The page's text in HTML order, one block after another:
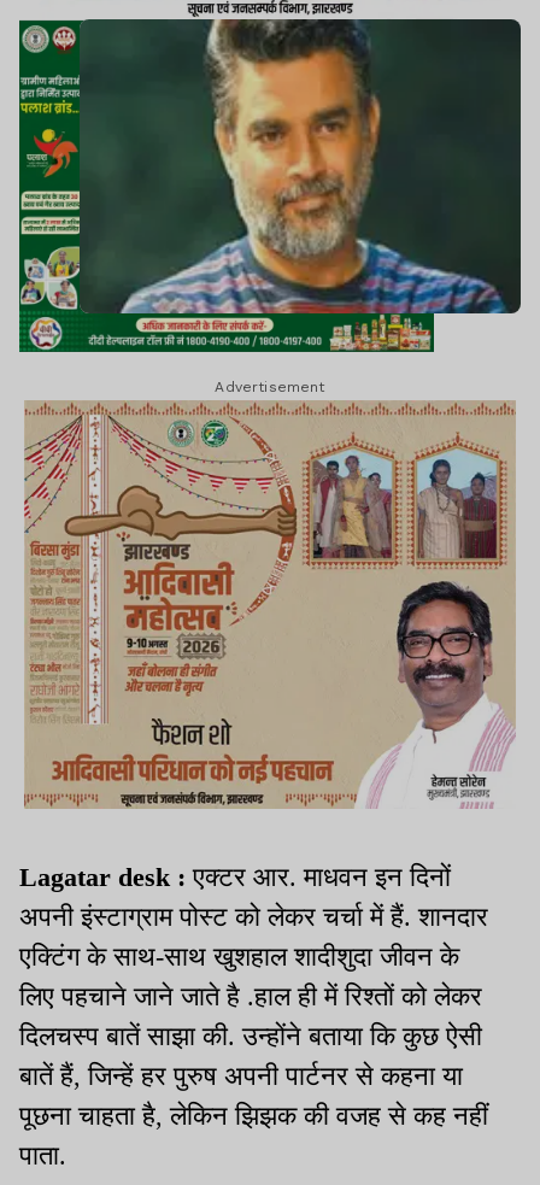
Advertisement
Lagatar desk :एक्टर आर. माधवन इन दिनों
अपनी इंस्टाग्राम पोस्ट को लेकर चर्चा में हैं. शानदार
एक्टिंग के साथ-साथ खुशहाल शादीशुदा जीवन के
लिए पहचाने जाने जाते है .हाल ही में रिश्तों को लेकर
दिलचस्प बातें साझा की. उन्होंने बताया कि कुछ ऐसी
बातें हैं, जिन्हें हर पुरुष अपनी पार्टनर से कहना या
पूछना चाहता है, लेकिन झिझक की वजह से कह नहीं
पाता.